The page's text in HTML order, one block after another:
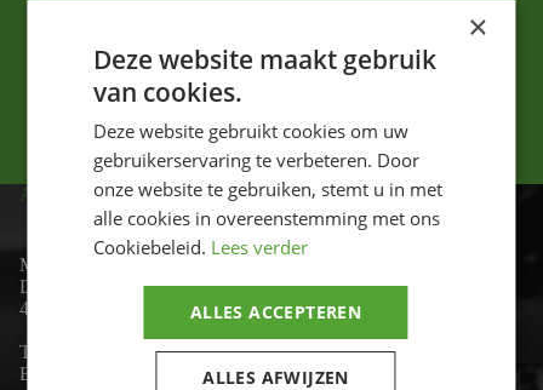
Versturen
ADRES
Motor-id
De Lind 17
4841 KC Prinsenbeek
Telefoon:
+31 (0)76 - 54 11 888
Email:
wim@motor-id.nl
×
Deze website maakt gebruik
van cookies.
Deze website gebruikt cookies om uw
gebruikerservaring te verbeteren. Door
onze website te gebruiken, stemt u in met
alle cookies in overeenstemming met ons
Cookiebeleid. Lees verder
ALLES ACCEPTEREN
ALLES AFWIJZEN